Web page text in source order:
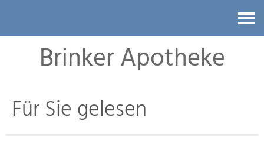
Brinker Apotheke
Für Sie gelesen